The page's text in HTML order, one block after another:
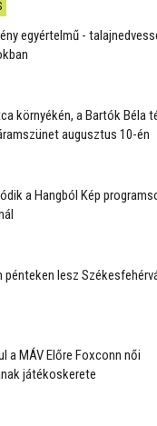
egyértelmű -
környékén, a Bartók Béla
augusztus 10-én
a Hangból Kép
pénteken lesz
a MÁV Előre Foxconn női
játékoskerete